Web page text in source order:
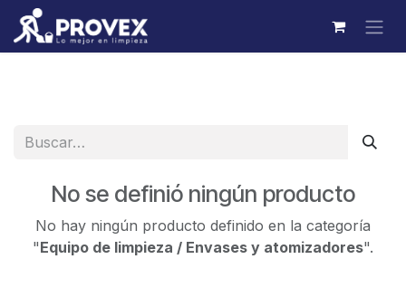
Ir al contenido
No se definió ningún producto
No hay ningún producto definido en la categoría
"Equipo de limpieza / Envases y atomizadores".